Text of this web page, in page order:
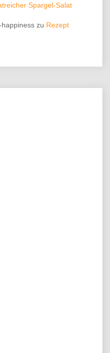
Spargel-Salat
zu Rezept